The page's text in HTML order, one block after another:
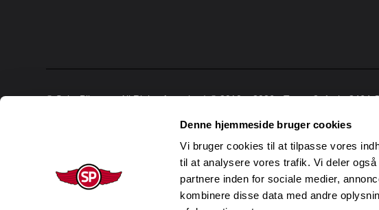
Denne hjemmeside bruger cookies
Vi bruger cookies til at tilpasse vores
til at analysere vores trafik. Vi deler
partnere inden for sociale medier,
kombinere disse data med andre
© SalgsPiloterne All Rights for sale : ) © 2010 – 2026 • Torvet 3, 1. th, 8464